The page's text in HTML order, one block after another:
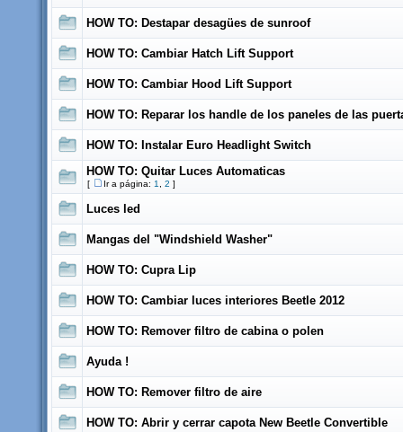
HOW TO: Destapar desagües de sunroof
HOW TO: Cambiar Hatch Lift Support
HOW TO: Cambiar Hood Lift Support
HOW TO: Reparar los handle de los paneles de las
HOW TO: Instalar Euro Headlight Switch
HOW TO: Quitar Luces Automaticas
[ Ir a página: 1 2 ]
Luces led
Mangas del "Windshield Washer"
HOW TO: Cupra Lip
HOW TO: Cambiar luces interiores Beetle 2012
HOW TO: Remover filtro de cabina o polen
Ayuda !
HOW TO: Remover filtro de aire
HOW TO: Abrir y cerrar capota New Beetle Convertible